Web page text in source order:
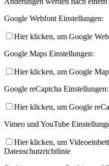
Google Webfont Einstellungen:
Hier klicken, um Google
Google Maps Einstellungen:
Hier klicken, um Google
Google reCaptcha Einstellungen:
Hier klicken, um Google
Vimeo und YouTube
Hier klicken, um
Datenschutzrichtlinie